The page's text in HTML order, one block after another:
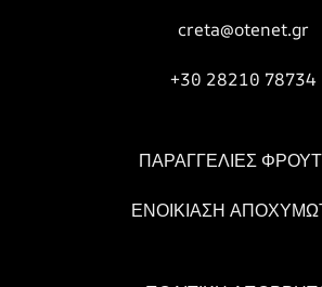
creta@otenet.gr
+30 28210 78734
ΠΑΡΑΓΓΕΛΙΕΣ
ΕΝΟΙΚΙΑΣΗ